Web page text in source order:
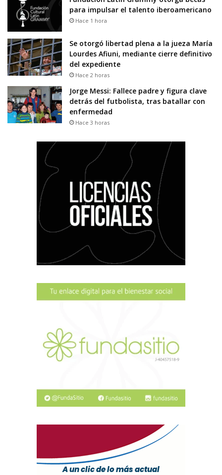
para impulsar el talento iberoamericano
Hace 1 hora
Se otorgó libertad plena a la jueza María
Lourdes Afiuni, mediante cierre definitivo
del expediente
Hace 2 horas
Jorge Messi: Fallece padre y figura clave
detrás del futbolista, tras batallar con
enfermedad
Hace 3 horas